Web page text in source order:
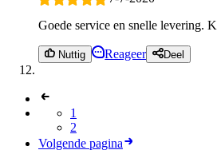
Goede service en snelle levering.
Nuttig Reageer Deel
1
2
Volgende pagina